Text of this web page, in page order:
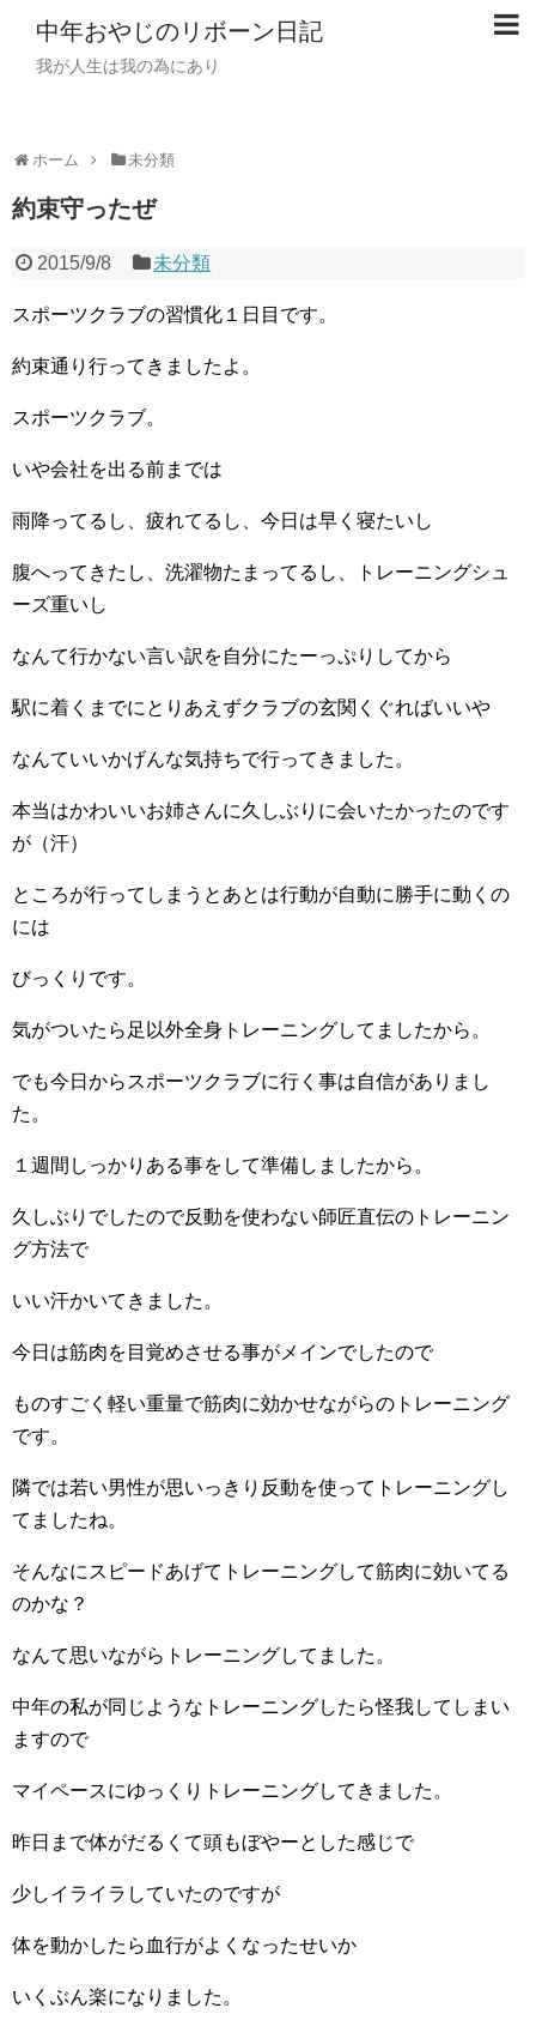
中年おやじのリボーン日記
我が人生は我の為にあり
ホーム 未分類
約束守ったぜ
2015/9/8 未分類
スポーツクラブの習慣化１日目です。
約束通り行ってきましたよ。
スポーツクラブ。
いや会社を出る前までは
雨降ってるし、疲れてるし、今日は早く寝たいし
腹へってきたし、洗濯物たまってるし、トレーニングシュ
ーズ重いし
なんて行かない言い訳を自分にたーっぷりしてから
駅に着くまでにとりあえずクラブの玄関くぐればいいや
なんていいかげんな気持ちで行ってきました。
本当はかわいいお姉さんに久しぶりに会いたかったのです
が（汗）
ところが行ってしまうとあとは行動が自動に勝手に動くの
には
びっくりです。
気がついたら足以外全身トレーニングしてましたから。
でも今日からスポーツクラブに行く事は自信がありまし
た。
１週間しっかりある事をして準備しましたから。
久しぶりでしたので反動を使わない師匠直伝のトレーニン
グ方法で
いい汗かいてきました。
今日は筋肉を目覚めさせる事がメインでしたので
ものすごく軽い重量で筋肉に効かせながらのトレーニング
です。
隣では若い男性が思いっきり反動を使ってトレーニングし
てましたね。
そんなにスピードあげてトレーニングして筋肉に効いてる
のかな？
なんて思いながらトレーニングしてました。
中年の私が同じようなトレーニングしたら怪我してしまい
ますので
マイペースにゆっくりトレーニングしてきました。
昨日まで体がだるくて頭もぼやーとした感じで
少しイライラしていたのですが
体を動かしたら血行がよくなったせいか
いくぶん楽になりました。